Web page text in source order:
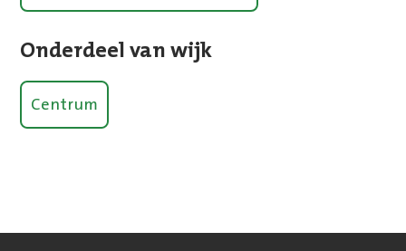
Onderdeel van wijk
Centrum